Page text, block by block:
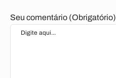
Seu comentário (Obrigatório)